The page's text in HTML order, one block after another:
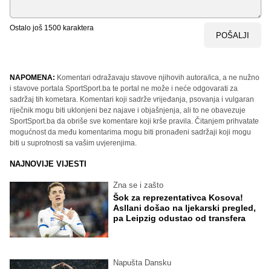
Ostalo još 1500 karaktera
POŠALJI
NAPOMENA: Komentari odražavaju stavove njihovih autora/ica, a ne nužno
i stavove portala SportSport.ba te portal ne može i neće odgovarati za
sadržaj tih kometara. Komentari koji sadrže vrijeđanja, psovanja i vulgaran
riječnik mogu biti uklonjeni bez najave i objašnjenja, ali to ne obavezuje
SportSport.ba da obriše sve komentare koji krše pravila. Čitanjem prihvatate
mogućnost da među komentarima mogu biti pronađeni sadržaji koji mogu
biti u suprotnosti sa vašim uvjerenjima.
NAJNOVIJE VIJESTI
Zna se i zašto
Šok za reprezentativca Kosova!
Asllani došao na ljekarski pregled,
pa Leipzig odustao od transfera
Napušta Dansku